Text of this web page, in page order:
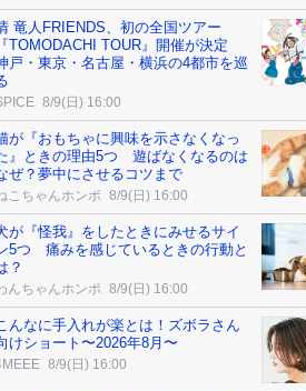
竜人FRIENDS、初の全国ツアー
『TOMODACHI TOUR』開催が決定
戸・東京・名古屋・横浜の4都市を巡
8/9(日) 16:00
が『おもちゃに興味を示さなくなっ
』ときの理由5つ 遊ばなくなるのは
ぜ？夢中にさせるコツまで
こちゃんホンポ 8/9(日) 16:00
が『怪我』をしたときにみせるサイ
5つ 痛みを感じているときの行動と
？
んちゃんホンポ 8/9(日) 16:00
んなに手入れが楽とは！ズボラさん
けショート〜2026年8月〜
8/9(日) 16:00